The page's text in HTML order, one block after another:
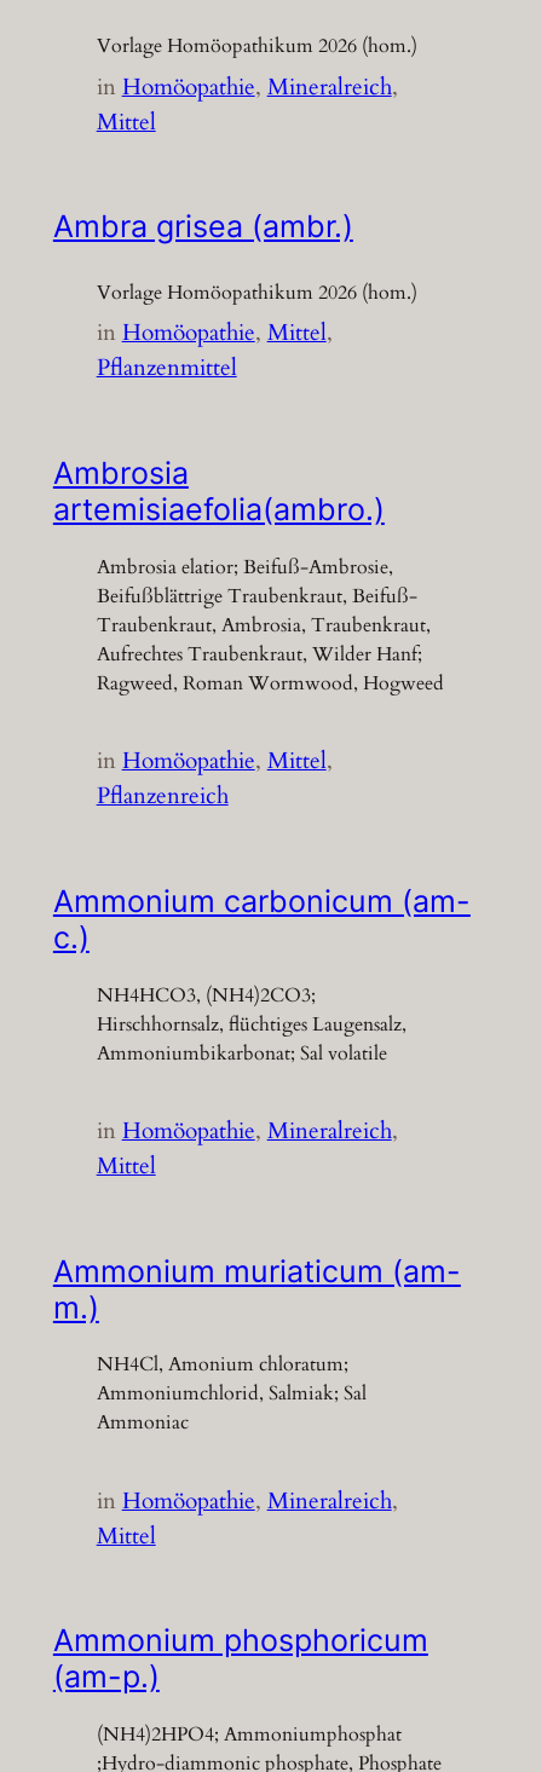
Vorlage Homöopathikum 2026 (hom.)
inHomöopathie, Mineralreich
Mittel
Ambra grisea (ambr.)
Vorlage Homöopathikum 2026 (hom.)
inHomöopathie, Mittel
Pflanzenmittel
Ambrosia
artemisiaefolia(ambro.)
Ambrosia elatior; Beifuß-Ambrosie,
Beifußblättrige Traubenkraut, Beifuß-
Traubenkraut, Ambrosia, Traubenkraut,
Aufrechtes Traubenkraut, Wilder Hanf;
Ragweed, Roman Wormwood, Hogweed
inHomöopathie, Mittel
Pflanzenreich
Ammonium carbonicum (am-
c.)
NH4HCO3, (NH4)2CO3;
Hirschhornsalz, flüchtiges Laugensalz,
Ammoniumbikarbonat; Sal volatile
inHomöopathie, Mineralreich
Mittel
Ammonium muriaticum (am-
m.)
NH4Cl, Amonium chloratum;
Ammoniumchlorid, Salmiak; Sal
Ammoniac
inHomöopathie, Mineralreich
Mittel
Ammonium phosphoricum
(am-p.)
(NH4)2HPO4; Ammoniumphosphat
;Hydro-diammonic phosphate, Phosphate